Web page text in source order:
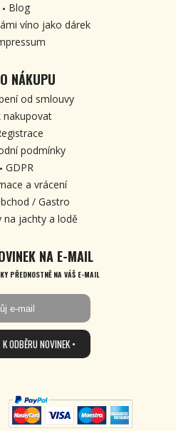
Blog
víno jako dárek
NÁKUPU
od smlouvy
nakupovat
podmínky
GDPR
a vrácení
/ Gastro
na jachty a lodě
NA E-MAIL
PŘEDNOSTNĚ NA VÁŠ E-MAIL
ODBĚRU NOVINEK •